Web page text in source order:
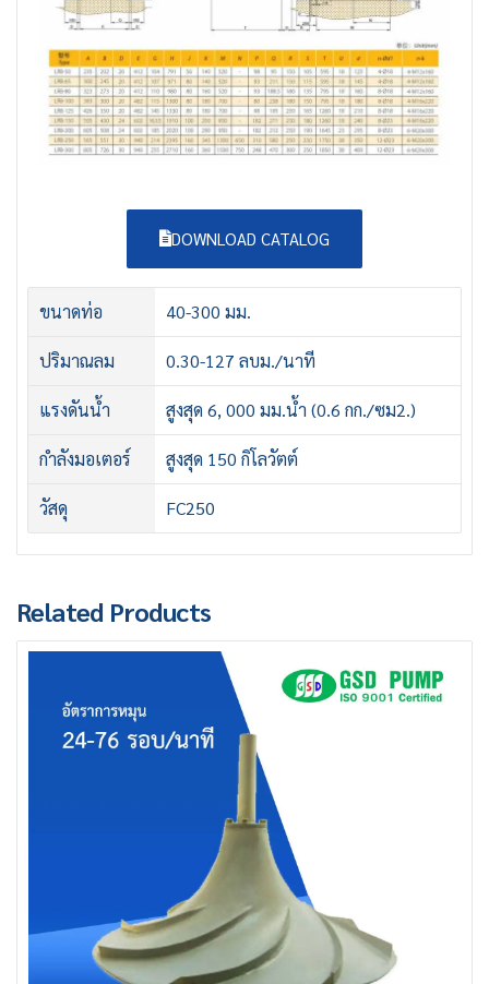
DOWNLOAD CATALOG
ขนาดท่อ 40-300 มม.
ปริมาณลม 0.30-127 ลบม./นาที
แรงดันน้ำ สูงสุด 6, 000 มม.น้ำ (0.6 กก./ซม2.)
กำลังมอเตอร์ สูงสุด 150 กิโลวัตต์
วัสดุ FC250
Related Products